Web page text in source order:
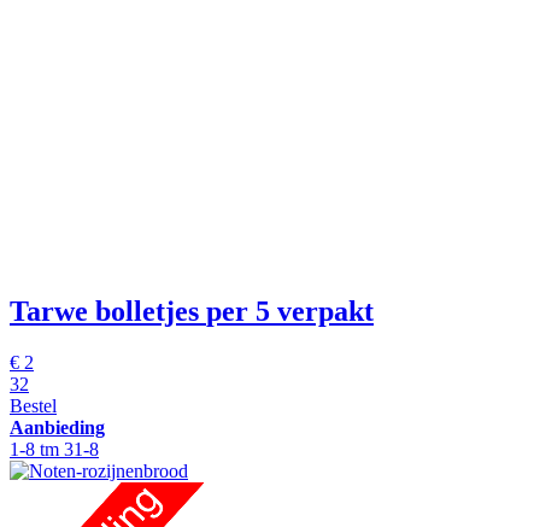
Tarwe bolletjes per 5 verpakt
€ 2
32
Bestel
Aanbieding
1-8 tm 31-8